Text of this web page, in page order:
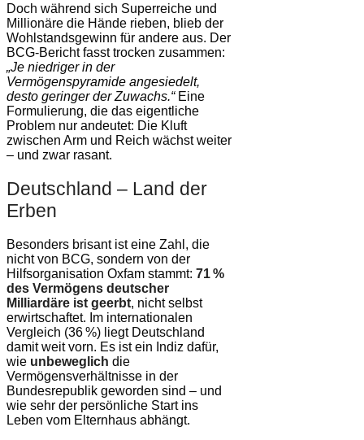
Doch während sich Superreiche und
Millionäre die Hände rieben, blieb der
Wohlstandsgewinn für andere aus. Der
BCG-Bericht fasst trocken zusammen:
„Je niedriger in der
Vermögenspyramide angesiedelt,
desto geringer der Zuwachs.“Eine
Formulierung, die das eigentliche
Problem nur andeutet: Die Kluft
zwischen Arm und Reich wächst weiter
– und zwar rasant.
Deutschland – Land der
Erben
Besonders brisant ist eine Zahl, die
nicht von BCG, sondern von der
Hilfsorganisation Oxfam stammt: 71 %
des Vermögens deutscher
Milliardäre ist geerbt, nicht selbst
erwirtschaftet. Im internationalen
Vergleich (36 %) liegt Deutschland
damit weit vorn. Es ist ein Indiz dafür,
wie unbeweglich die
Vermögensverhältnisse in der
Bundesrepublik geworden sind – und
wie sehr der persönliche Start ins
Leben vom Elternhaus abhängt.